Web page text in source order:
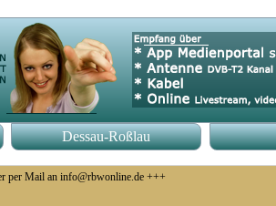
Dessau-Roßlau
per Mail an info@rbwonline.de +++